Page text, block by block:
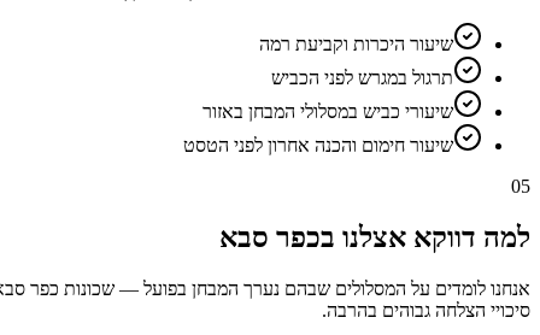
שיעור היכרות וקביעת רמה
תרגול במגרש לפני הכביש
שיעורי כביש במסלולי המבחן באזור
שיעור חימום והכנה אחרון לפני הטסט
05
למה דווקא אצלנו בכפר סבא
אנחנו לומדים על המסלולים שבהם נערך המבחן בפועל — שכונות כפר
סיכויי הצלחה גבוהים בהרבה.